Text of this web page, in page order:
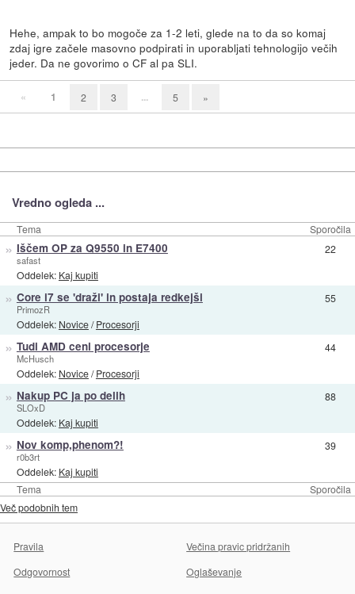
Hehe, ampak to bo mogoče za 1-2 leti, glede na to da so komaj
zdaj igre začele masovno podpirati in uporabljati tehnologijo večih
jeder. Da ne govorimo o CF al pa SLI.
« 1 2 3 ... 5 »
Vredno ogleda ...
Tema Sporočila
Tema Sporočila
» Iščem OP za Q9550 in E7400
safast
Oddelek: Kaj kupiti
22
» Core i7 se 'draži' in postaja redkejši
PrimozR
Oddelek: Novice/Procesorji
55
» Tudi AMD ceni procesorje
McHusch
Oddelek: Novice/Procesorji
44
» Nakup PC ja po delih
SLOxD
Oddelek: Kaj kupiti
88
» Nov komp,phenom?!
r0b3rt
Oddelek: Kaj kupiti
39
Več podobnih tem
Pravila
Večina pravic pridržanih
Odgovornost
Oglaševanje